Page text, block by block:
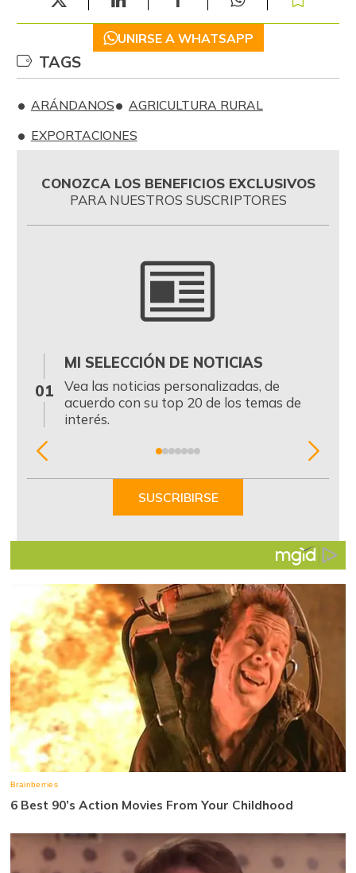
UNIRSE A WHATSAPP
TAGS
ARÁNDANOS
AGRICULTURA RURAL
EXPORTACIONES
CONOZCA LOS BENEFICIOS EXCLUSIVOS
PARA NUESTROS SUSCRIPTORES
01
MI SELECCIÓN DE NOTICIAS
Vea las noticias personalizadas, de
acuerdo con su top 20 de los temas de
interés.
Item
SUSCRIBIRSE